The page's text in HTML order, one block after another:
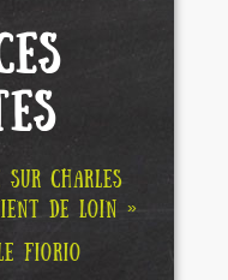
CHARLES
DE LOIN »
FIORIO